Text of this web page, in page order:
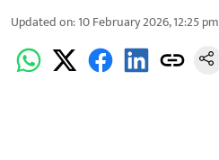
Updated on:10 February 2026, 12:25 pm